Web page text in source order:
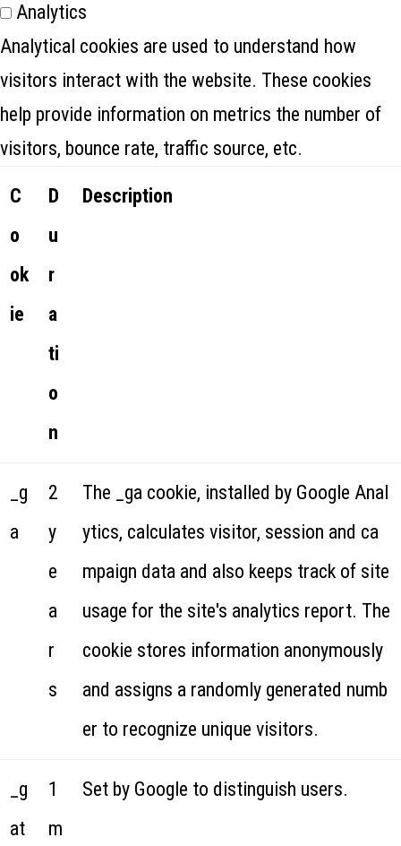
Analytics
Analytical cookies are used to understand how
visitors interact with the website. These cookies
help provide information on metrics the number of
visitors, bounce rate, traffic source, etc.
C
o
ok
ie
D
u
r
a
ti
o
n
Description
_g
a
2
y
e
a
r
s
The _ga cookie, installed by Google Anal
ytics, calculates visitor, session and ca
mpaign data and also keeps track of site
usage for the site's analytics report. The
cookie stores information anonymously
and assigns a randomly generated numb
er to recognize unique visitors.
_g
at
1
m
Set by Google to distinguish users.